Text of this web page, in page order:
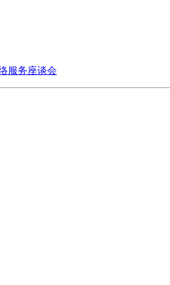
服务座谈会